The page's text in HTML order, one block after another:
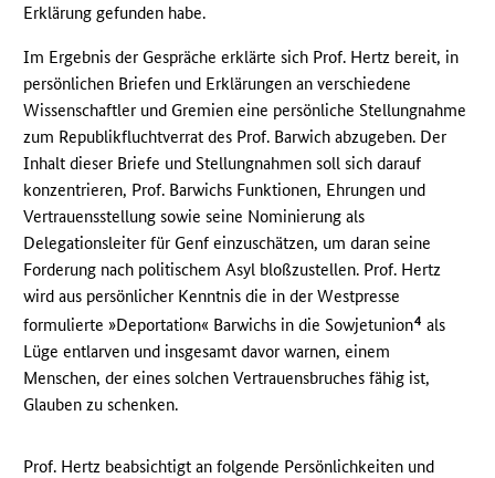
Erklärung gefunden habe.
Im Ergebnis der Gespräche erklärte sich Prof. Hertz bereit, in
persönlichen Briefen und Erklärungen an verschiedene
Wissenschaftler und Gremien eine persönliche Stellungnahme
zum Republikfluchtverrat des Prof. Barwich abzugeben. Der
Inhalt dieser Briefe und Stellungnahmen soll sich darauf
konzentrieren, Prof. Barwichs Funktionen, Ehrungen und
Vertrauensstellung sowie seine Nominierung als
Delegationsleiter für Genf einzuschätzen, um daran seine
Forderung nach politischem Asyl bloßzustellen. Prof. Hertz
wird aus persönlicher Kenntnis die in der Westpresse
formulierte »Deportation« Barwichs in die Sowjetunion4 als
Lüge entlarven und insgesamt davor warnen, einem
Menschen, der eines solchen Vertrauensbruches fähig ist,
Glauben zu schenken.
Prof. Hertz beabsichtigt an folgende Persönlichkeiten und